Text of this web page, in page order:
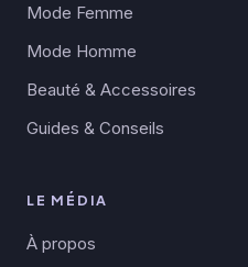
Mode Femme
Mode Homme
Beauté & Accessoires
Guides & Conseils
LE MÉDIA
À propos